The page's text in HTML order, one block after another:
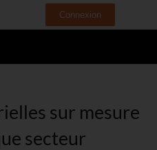
Connexion
sur mesure
secteur